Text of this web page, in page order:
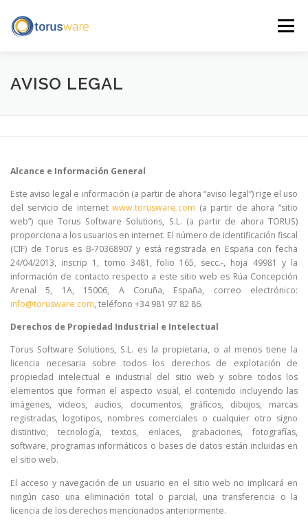
contenido
Menú
INICIO QUÉ HACEMOS
AVISO LEGAL
Alcance e Información General
Este aviso legal e información (a partir de ahora “aviso legal”) rige el uso
del servicio de internetwww.torusware.com (a partir de ahora “sitio
web”) que Torus Software Solutions, S.L. (a partir de ahora TORUS)
proporciona a los usuarios en internet. El número de identificación fiscal
(CIF) de Torus es B-70368907 y está registrada en España con fecha
24/04/2013, inscrip 1, tomo 3481, folio 165, secc.-, hoja 49981 y la
información de contacto respecto a este sitio web es Rúa Concepción
Arenal 5, 1A, 15006, A Coruña, España, correo electrónico:
info@torusware.com, teléfono +34 981 97 82 86.
Derechos de Propiedad Industrial e Intelectual
Torus Software Solutions, S.L. es la propietaria, o al menos tiene la
licencia necesaria sobre todos los derechos de explotación de
propiedad intelectual e industrial del sitio web y sobre todos los
elementos que forman el aspecto visual, el contenido incluyendo las
imágenes, videos, audios, documentos, gráficos, dibujos, marcas
registradas, logotipos, nombres comerciales o cualquier otro signo
distintivo, tecnología, textos, enlaces, grabaciones, fotografías,
software, programas informáticos o bases de datos están incluidas en
el sitio web.
El acceso y navegación de un usuario en el sitio web no implicará en
ningún caso una eliminación total o parcial, una transferencia o la
licencia de los derechos mencionados anteriormente.